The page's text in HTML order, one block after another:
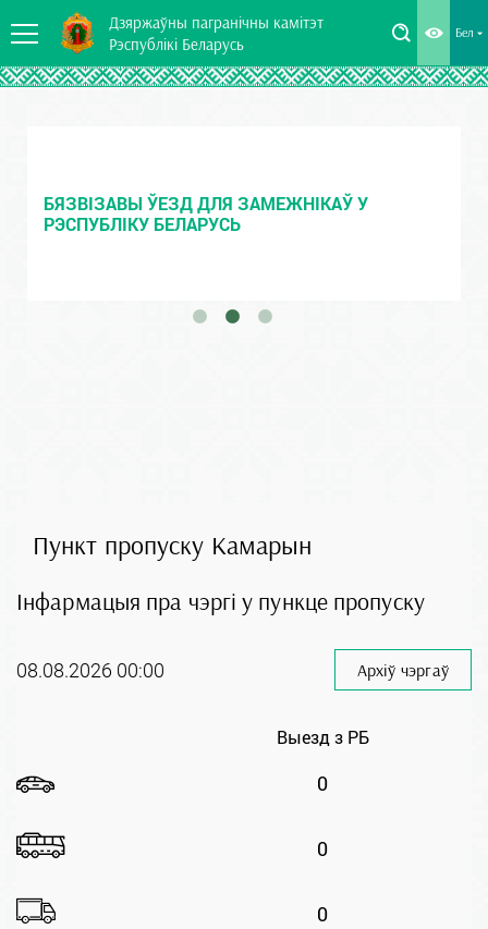
Дзяржаўны пагранічны камітэт
Рэспублікі Беларусь
Бел
БЯЗВІЗАВЫ ЎЕЗД ДЛЯ ЗАМЕЖНІКАЎ У
РЭСПУБЛІКУ БЕЛАРУСЬ
Пункт пропуску Камарын
Інфармацыя пра чэргі у пункце пропуску
08.08.2026 00:00 Архіў чэргаў
Выезд з РБ
0
0
0